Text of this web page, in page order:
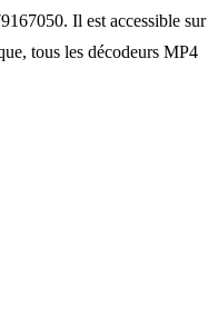
Il est accessible sur
tous les décodeurs MP4